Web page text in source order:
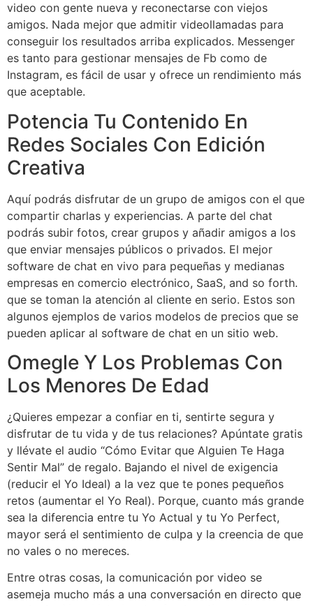
video con gente nueva y reconectarse con viejos
amigos. Nada mejor que admitir videollamadas para
conseguir los resultados arriba explicados. Messenger
es tanto para gestionar mensajes de Fb como de
Instagram, es fácil de usar y ofrece un rendimiento más
que aceptable.
Potencia Tu Contenido En
Redes Sociales Con Edición
Creativa
Aquí podrás disfrutar de un grupo de amigos con el que
compartir charlas y experiencias. A parte del chat
podrás subir fotos, crear grupos y añadir amigos a los
que enviar mensajes públicos o privados. El mejor
software de chat en vivo para pequeñas y medianas
empresas en comercio electrónico, SaaS, and so forth.
que se toman la atención al cliente en serio. Estos son
algunos ejemplos de varios modelos de precios que se
pueden aplicar al software de chat en un sitio web.
Omegle Y Los Problemas Con
Los Menores De Edad
¿Quieres empezar a confiar en ti, sentirte segura y
disfrutar de tu vida y de tus relaciones? Apúntate gratis
y llévate el audio “Cómo Evitar que Alguien Te Haga
Sentir Mal” de regalo. Bajando el nivel de exigencia
(reducir el Yo Ideal) a la vez que te pones pequeños
retos (aumentar el Yo Real). Porque, cuanto más grande
sea la diferencia entre tu Yo Actual y tu Yo Perfect,
mayor será el sentimiento de culpa y la creencia de que
no vales o no mereces.
Entre otras cosas, la comunicación por video se
asemeja mucho más a una conversación en directo que